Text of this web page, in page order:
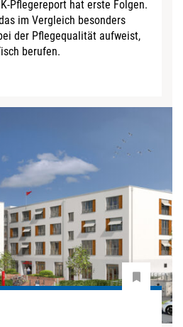
Pflegereport hat erste Folgen.
im Vergleich besonders
der Pflegequalität aufweist,
berufen.